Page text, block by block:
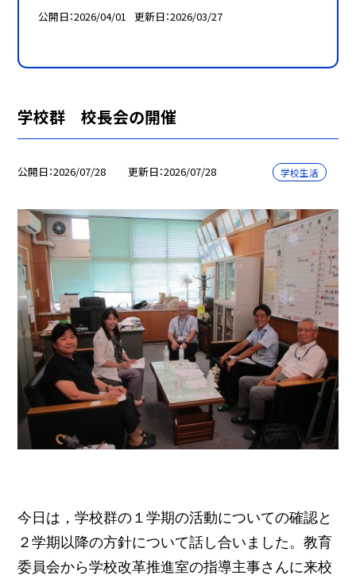
公開日 2026/04/01 更新日 2026/03/27
学校群 校長会の開催
公開日 2026/07/28 更新日 2026/07/28 学校生活
今日は，学校群の１学期の活動についての確認と
２学期以降の方針について話し合いました。教育
委員会から学校改革推進室の指導主事さんに来校